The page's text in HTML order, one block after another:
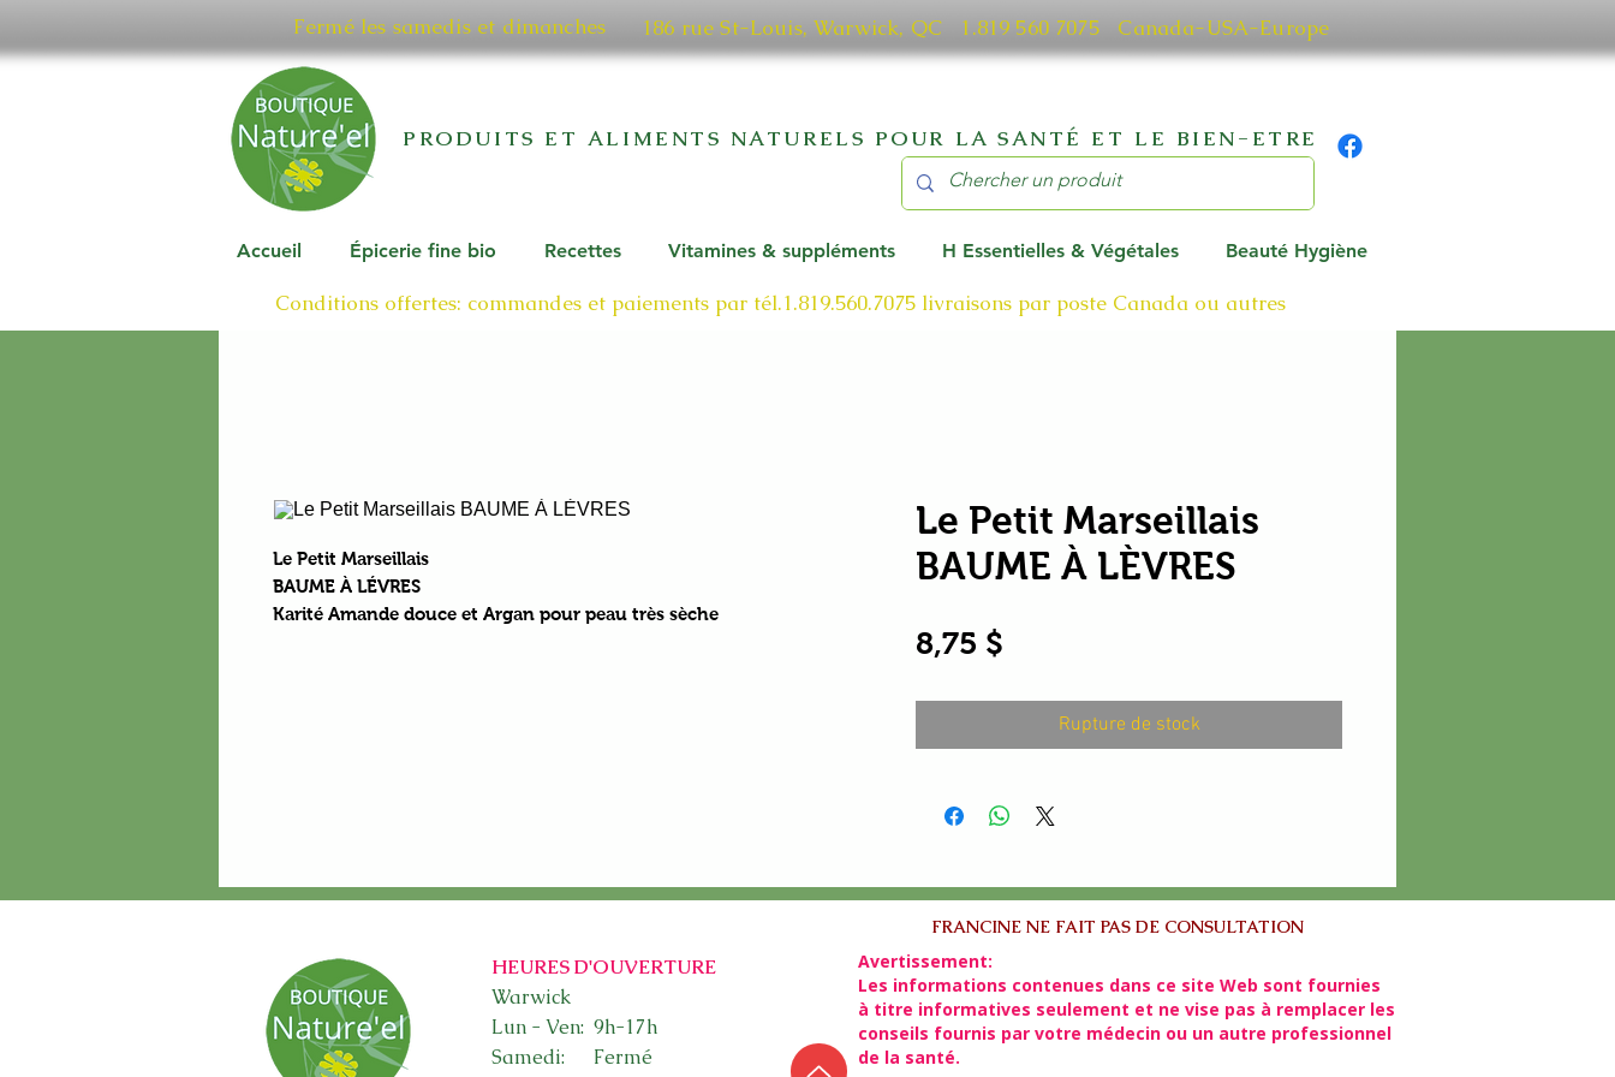
Fermé les samedis et dimanches 186 rue St-Louis, Warwick, QC​ 1.819 560 7075 Canada-USA-Europe
PRODUITS ET ALIMENTS NATURELS POUR LA SANTÉ ET LE BIEN-ETRE
Accueil Épicerie fine bio Recettes Vitamines & suppléments H Essentielles & Végétales Beauté Hygiène
Conditions offertes: commandes et paiements par tél.1.819.560.7075 livraisons par poste Canada ou autres
Le Petit Marseillais
BAUME À LÉVRES
Karité Amande douce et Argan pour peau très sèche
Le Petit Marseillais
BAUME À LÈVRES
8,75 $
Rupture de stock
FRANCINE NE FAIT PAS DE CONSULTATION
HEURES D'OUVERTURE
Warwick​
Lun - Ven: 9h-17h
Samedi: Fermé
Avertissement:
Les informations contenues dans ce site Web sont fournies
à titre informatives seulement et ne vise pas à remplacer les
conseils fournis par votre médecin ou un autre professionnel
de la santé.